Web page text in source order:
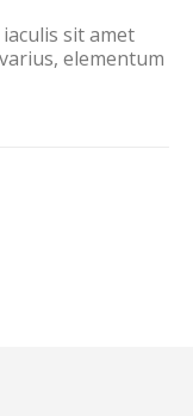
sit amet
elementum